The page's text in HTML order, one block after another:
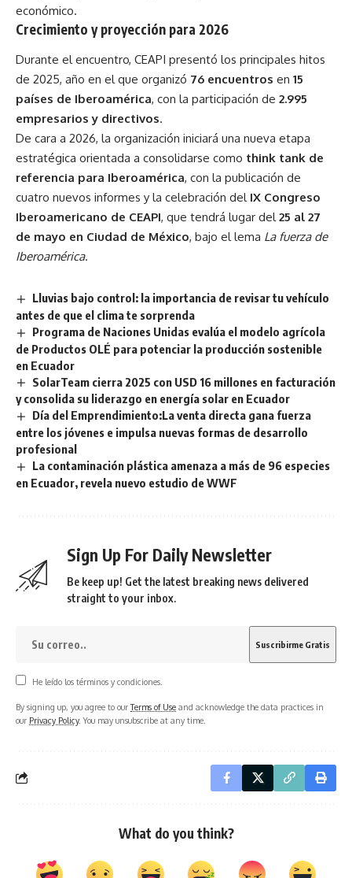
económico.
Crecimiento y proyección para 2026
Durante el encuentro, CEAPI presentó los principales hitos
de 2025, año en el que organizó 76 encuentros en 15
países de Iberoamérica, con la participación de 2.995
empresarios y directivos.
De cara a 2026, la organización iniciará una nueva etapa
estratégica orientada a consolidarse como think tank de
referencia para Iberoamérica, con la publicación de
cuatro nuevos informes y la celebración del IX Congreso
Iberoamericano de CEAPI, que tendrá lugar del 25 al 27
de mayo en Ciudad de México, bajo el lema La fuerza de
Iberoamérica.
Lluvias bajo control: la importancia de revisar tu vehículo
antes de que el clima te sorprenda
Programa de Naciones Unidas evalúa el modelo agrícola
de Productos OLÉ para potenciar la producción sostenible
en Ecuador
SolarTeam cierra 2025 con USD 16 millones en facturación
y consolida su liderazgo en energía solar en Ecuador
Día del Emprendimiento:La venta directa gana fuerza
entre los jóvenes e impulsa nuevas formas de desarrollo
profesional
La contaminación plástica amenaza a más de 96 especies
en Ecuador, revela nuevo estudio de WWF
Sign Up For Daily Newsletter
Be keep up! Get the latest breaking news delivered
straight to your inbox.
He leído los términos y condiciones.
By signing up, you agree to ourTerms of Use and acknowledge the data practices in
our Privacy Policy. You may unsubscribe at any time.
What do you think?